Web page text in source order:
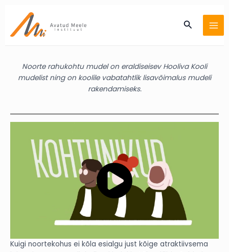
content
Search
Noorte rahukohtu mudel on eraldiseisev Hooliva Kooli
mudelist ning on koolile vabatahtlik lisavõimalus mudeli
rakendamiseks.
Kuigi noortekohus ei kõla esialgu just kõige atraktiivsema